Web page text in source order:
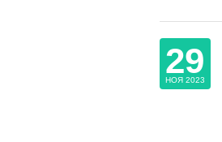
29
НОЯ 2023